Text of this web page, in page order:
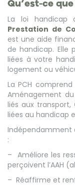
Qu’est-ce que
La loi handicap
Prestation de
est une aide
de handicap. Elle
liées à votre
logement ou
La PCH
Aménagement
liés aux transport,
liées au handicap
Indépendamment
:
– Améliore les
perçoivent l’AAH
– Réaffirme et